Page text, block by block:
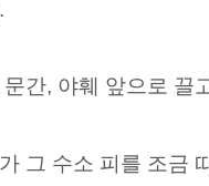
간, 야훼 앞으로
그 수소 피를 조금